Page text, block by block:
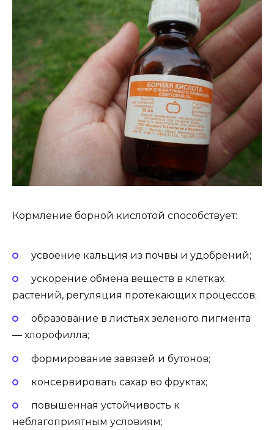
Кормление борной кислотой способствует:
усвоение кальция из почвы и удобрений;
ускорение обмена веществ в клетках
растений, регуляция протекающих процессов;
образование в листьях зеленого пигмента
— хлорофилла;
формирование завязей и бутонов;
консервировать сахар во фруктах;
повышенная устойчивость к
неблагоприятным условиям;